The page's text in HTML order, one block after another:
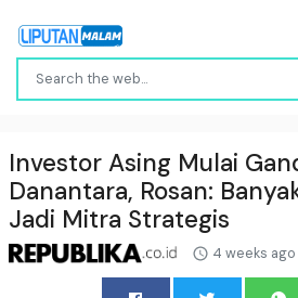
Investor Asing Mulai
Danantara, Rosan:
Jadi Mitra Strategis
4 weeks ago